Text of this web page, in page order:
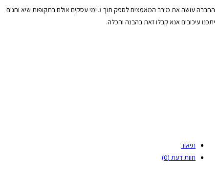
החברה עושה את מירב המאמצים לספק תוך 3 ימי עסקים אולם בתקופות שיא וחגים
יתכנו עיכובים אנא קבלו זאת בהבנה והכלה.
תיאור
חוות דעת (0)